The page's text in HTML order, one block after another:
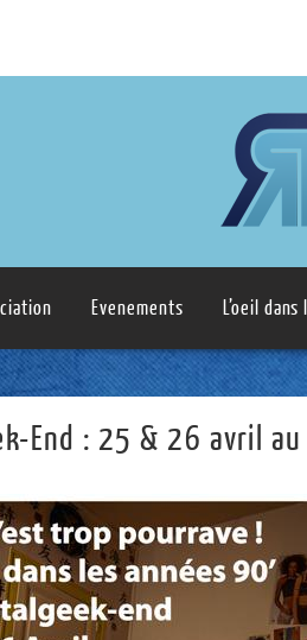
Evenements L’oeil
End : 25 & 26 avril au